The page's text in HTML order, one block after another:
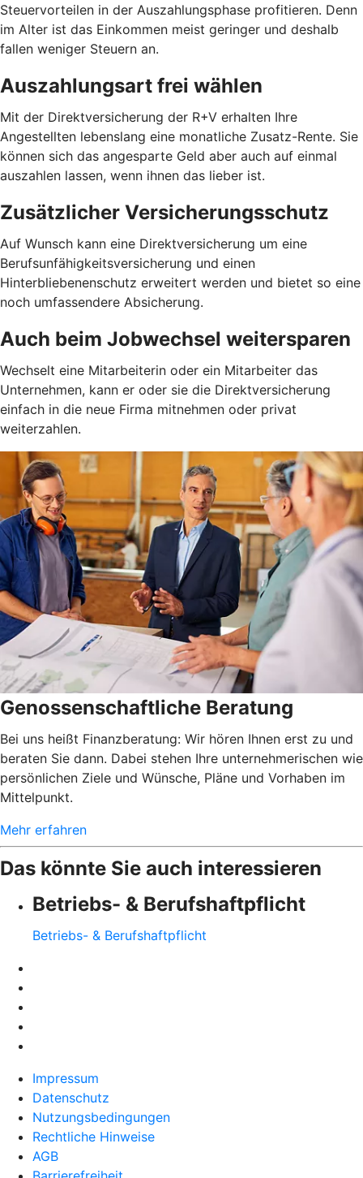
Steuervorteilen in der Auszahlungsphase profitieren. Denn
im Alter ist das Einkommen meist geringer und deshalb
fallen weniger Steuern an.
Auszahlungsart frei wählen
Mit der Direktversicherung der R+V erhalten Ihre
Angestellten lebenslang eine monatliche Zusatz-Rente. Sie
können sich das angesparte Geld aber auch auf einmal
auszahlen lassen, wenn ihnen das lieber ist.
Zusätzlicher Versicherungsschutz
Auf Wunsch kann eine Direktversicherung um eine
Berufsunfähigkeitsversicherung und einen
Hinterbliebenenschutz erweitert werden und bietet so eine
noch umfassendere Absicherung.
Auch beim Jobwechsel weitersparen
Wechselt eine Mitarbeiterin oder ein Mitarbeiter das
Unternehmen, kann er oder sie die Direktversicherung
einfach in die neue Firma mitnehmen oder privat
weiterzahlen.
Genossenschaftliche Beratung
Bei uns heißt Finanzberatung: Wir hören Ihnen erst zu und
beraten Sie dann. Dabei stehen Ihre unternehmerischen wie
persönlichen Ziele und Wünsche, Pläne und Vorhaben im
Mittelpunkt.
Mehr erfahren
Das könnte Sie auch interessieren
Betriebs- & Berufshaftpflicht
Betriebs- & Berufshaftpflicht
Impressum
Datenschutz
Nutzungsbedingungen
Rechtliche Hinweise
AGB